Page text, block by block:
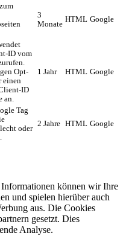
3
Monate
HTML Google
ID vom
Opt-
einen
ID
an.
1 Jahr HTML Google
Tag
oder
2 Jahre HTML Google
können wir Ihre
und spielen hierüber auch
aus. ​Die Cookies
gesetzt. Dies
Analyse.